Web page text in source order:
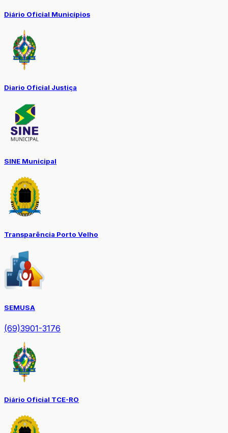
Diário Oficial Municípios
Diario Oficial Justiça
SINE Municipal
Transparência Porto Velho
SEMUSA
(69)3901-3176
Diário Oficial TCE-RO